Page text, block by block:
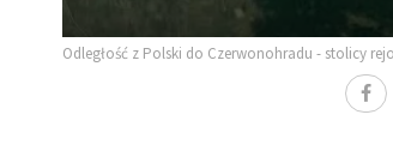
Odległość z Polski do Czerwonohradu - stolicy